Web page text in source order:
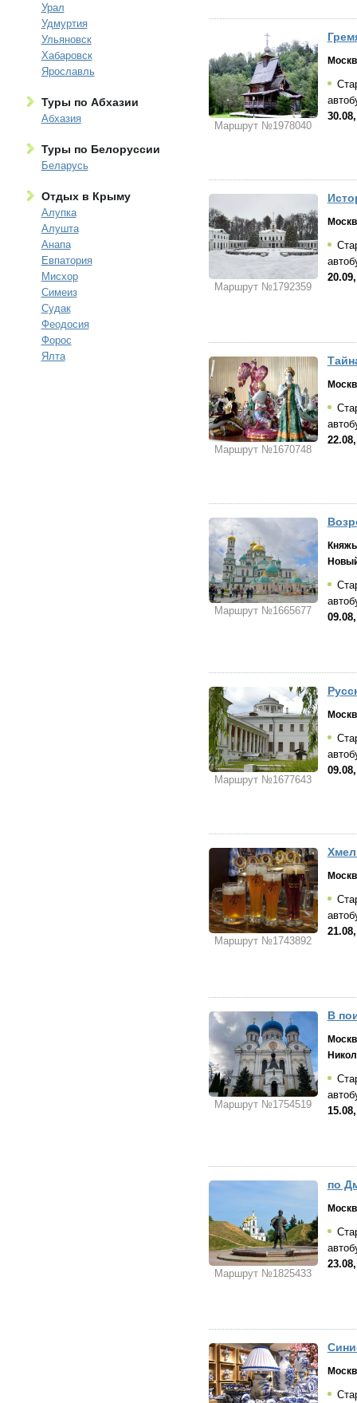
Урал
Удмуртия
Ульяновск
Хабаровск
Ярославль
Туры по Абхазии
Абхазия
Туры по Белоруссии
Беларусь
Отдых в Крыму
Алупка
Алушта
Анапа
Евпатория
Мисхор
Симеиз
Судак
Феодосия
Форос
Ялта
Маршрут №1978040
Маршрут №1792359
Маршрут №1670748
Маршрут №1665677
Маршрут №1677643
Маршрут №1743892
Маршрут №1754519
В
Маршрут №1825433
по